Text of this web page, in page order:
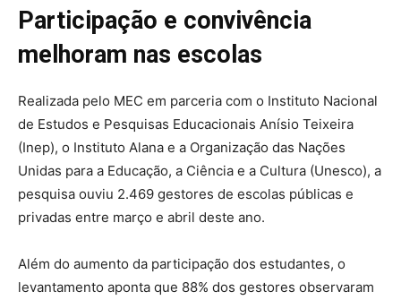
Participação e convivência
melhoram nas escolas
Realizada pelo MEC em parceria com o Instituto Nacional
de Estudos e Pesquisas Educacionais Anísio Teixeira
(Inep), o Instituto Alana e a Organização das Nações
Unidas para a Educação, a Ciência e a Cultura (Unesco), a
pesquisa ouviu 2.469 gestores de escolas públicas e
privadas entre março e abril deste ano.
Além do aumento da participação dos estudantes, o
levantamento aponta que 88% dos gestores observaram